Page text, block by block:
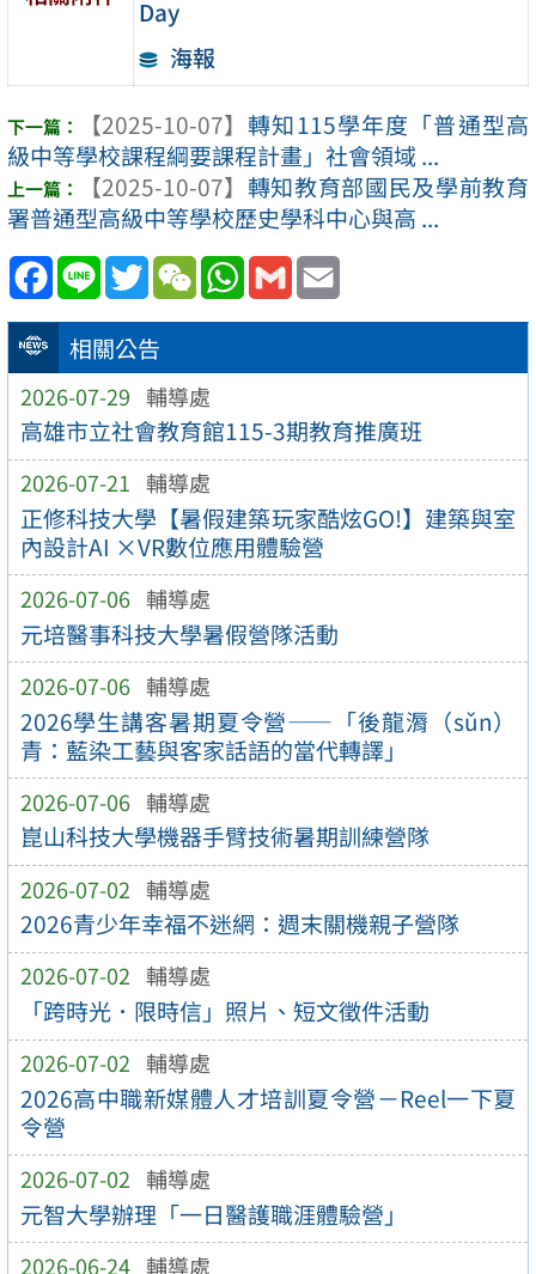
相關公告
2026-07-29 輔導處
高雄市立社會教育館115-3期教育推廣班
2026-07-21 輔導處
正修科技大學【暑假建築玩家酷炫GO!】建築與室
內設計AI ×VR數位應用體驗營
2026-07-06 輔導處
元培醫事科技大學暑假營隊活動
2026-07-06 輔導處
2026學生講客暑期夏令營——「後龍漘（sǔn）
青：藍染工藝與客家話語的當代轉譯」
2026-07-06 輔導處
崑山科技大學機器手臂技術暑期訓練營隊
2026-07-02 輔導處
2026青少年幸福不迷網：週末關機親子營隊
2026-07-02 輔導處
「跨時光．限時信」照片、短文徵件活動
2026-07-02 輔導處
2026高中職新媒體人才培訓夏令營－Reel一下夏
令營
2026-07-02 輔導處
元智大學辦理「一日醫護職涯體驗營」
2026-06-24 輔導處
Day
海報
【2025-10-07】 轉知115學年度「普通型高
級中等學校課程綱要課程計畫」社會領域 ...
【2025-10-07】 轉知教育部國民及學前教育
署普通型高級中等學校歷史學科中心與高 ...
Facebook
Line TwitterWeChatWhatsApp
Gmail